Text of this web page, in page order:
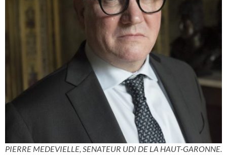
PIERRE MEDEVIELLE, SENATEUR UDI DE LA HAUT-GARONNE.